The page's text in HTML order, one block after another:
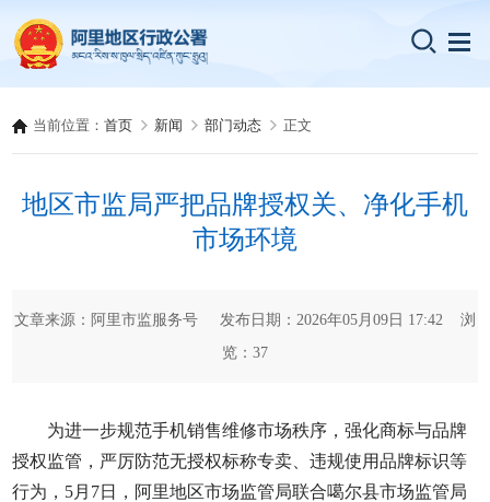
当前位置：首页 新闻 部门动态 正文
地区市监局严把品牌授权关、净化手机
市场环境
文章来源：阿里市监服务号 发布日期：2026年05月09日 17:42 浏
览： 37
为进一步规范手机销售维修市场秩序，强化商标与品牌
授权监管，严厉防范无授权标称专卖、违规使用品牌标识等
行为，5月7日，阿里地区市场监管局联合噶尔县市场监管局